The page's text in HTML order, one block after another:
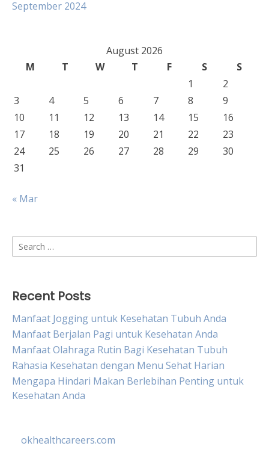
September 2024
August 2026
M
T W T F S
S
1
2
3
4 5 6 7 8
9
10
11 12 13 14 15
16
17
18 19 20 21 22
23
24
25 26 27 28 29
30
31
« Mar
Search
for:
Recent Posts
Manfaat Jogging untuk Kesehatan Tubuh Anda
Manfaat Berjalan Pagi untuk Kesehatan Anda
Manfaat Olahraga Rutin Bagi Kesehatan Tubuh
Rahasia Kesehatan dengan Menu Sehat Harian
Mengapa Hindari Makan Berlebihan Penting untuk
Kesehatan Anda
okhealthcareers.com